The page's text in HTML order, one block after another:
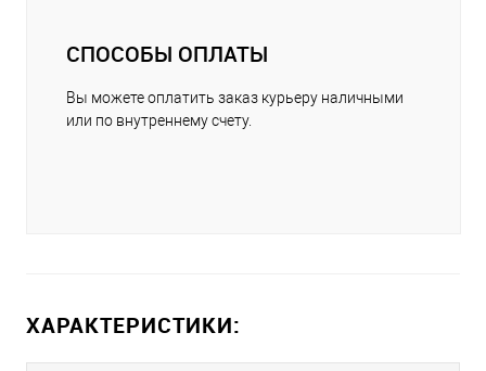
СПОСОБЫ ОПЛАТЫ
Вы можете оплатить заказ курьеру наличными
или по внутреннему счету.
ХАРАКТЕРИСТИКИ: